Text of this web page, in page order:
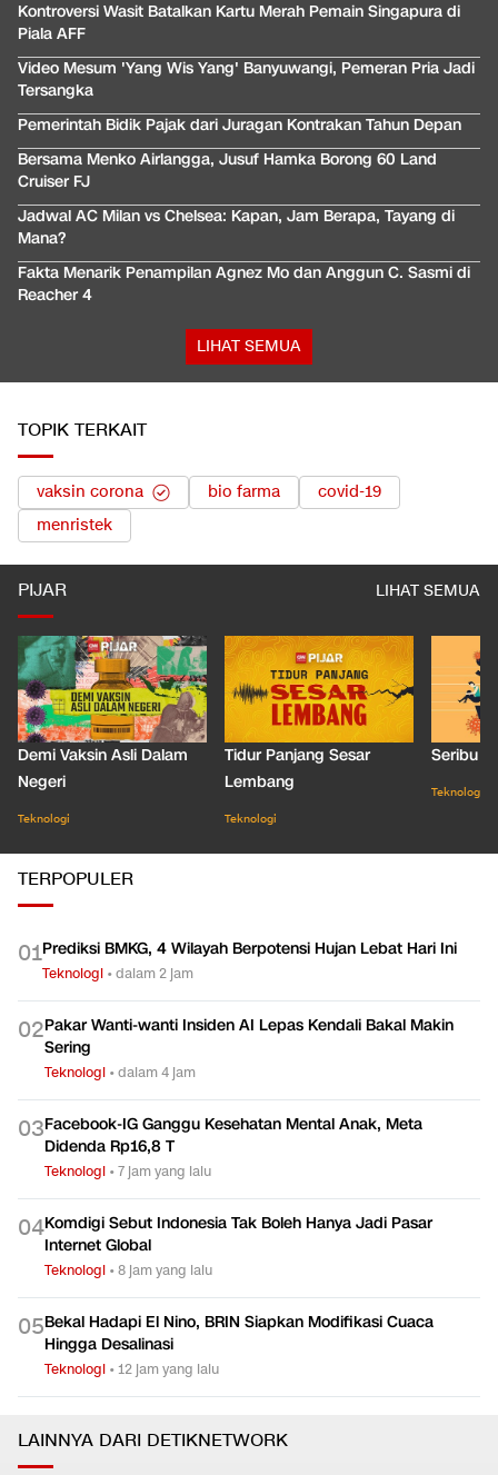
Kontroversi Wasit Batalkan Kartu Merah Pemain Singapura di
Piala AFF
Video Mesum 'Yang Wis Yang' Banyuwangi, Pemeran Pria Jadi
Tersangka
Pemerintah Bidik Pajak dari Juragan Kontrakan Tahun Depan
Bersama Menko Airlangga, Jusuf Hamka Borong 60 Land
Cruiser FJ
Jadwal AC Milan vs Chelsea: Kapan, Jam Berapa, Tayang di
Mana?
Fakta Menarik Penampilan Agnez Mo dan Anggun C. Sasmi di
Reacher 4
LIHAT SEMUA
TOPIK TERKAIT
vaksin corona bio farma
covid-19
menristek
PIJAR LIHAT SEMUA
Demi Vaksin Asli Dalam
Negeri
Teknologi
Tidur Panjang Sesar
Lembang
Teknologi
Seribu
Teknologi
TERPOPULER
01Prediksi BMKG, 4 Wilayah Berpotensi Hujan Lebat Hari Ini
Teknologi •dalam 2 jam
02Pakar Wanti-wanti Insiden AI Lepas Kendali Bakal Makin
Sering
Teknologi •dalam 4 jam
03Facebook-IG Ganggu Kesehatan Mental Anak, Meta
Didenda Rp16,8 T
Teknologi •7 jam yang lalu
04Komdigi Sebut Indonesia Tak Boleh Hanya Jadi Pasar
Internet Global
Teknologi •8 jam yang lalu
05Bekal Hadapi El Nino, BRIN Siapkan Modifikasi Cuaca
Hingga Desalinasi
Teknologi •12 jam yang lalu
LAINNYA DARI DETIKNETWORK